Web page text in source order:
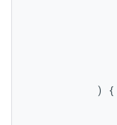
)
{